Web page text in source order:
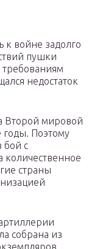
к войне задолго
пушки
требованиям
недостаток
Второй мировой
годы. Поэтому
бой с
количественное
страны
собрана из